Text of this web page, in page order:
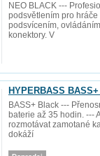
NEO BLACK ---
podsvětlením pro
podsvícením,
konektory. V
HYPERBASS
BASS+ Black ---
baterie až 35 hodin. ---
rozmotávat zamotané
dokáží